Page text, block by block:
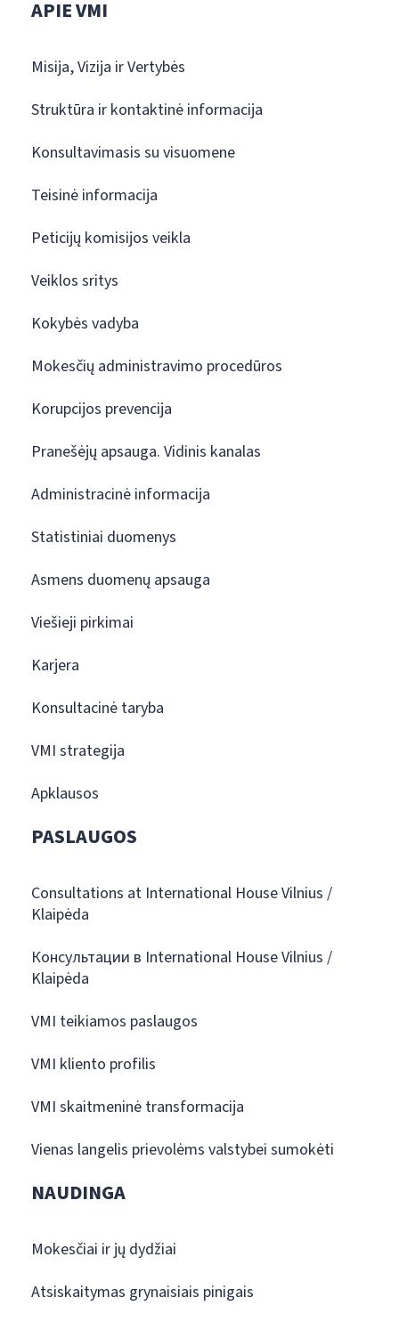
APIE VMI
Misija, Vizija ir Vertybės
Struktūra ir kontaktinė informacija
Konsultavimasis su visuomene
Teisinė informacija
Peticijų komisijos veikla
Veiklos sritys
Kokybės vadyba
Mokesčių administravimo procedūros
Korupcijos prevencija
Pranešėjų apsauga. Vidinis kanalas
Administracinė informacija
Statistiniai duomenys
Asmens duomenų apsauga
Viešieji pirkimai
Karjera
Konsultacinė taryba
VMI strategija
Apklausos
PASLAUGOS
Consultations at International House Vilnius /
Klaipėda
Консультации в International House Vilnius /
Klaipėda
VMI teikiamos paslaugos
VMI kliento profilis
VMI skaitmeninė transformacija
Vienas langelis prievolėms valstybei sumokėti
NAUDINGA
Mokesčiai ir jų dydžiai
Atsiskaitymas grynaisiais pinigais